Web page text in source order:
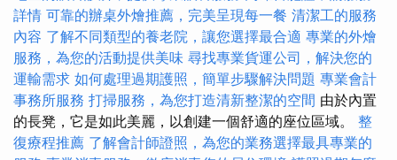
詳情 可靠的辦桌外燴推薦，完美呈現每一餐 清潔工的服務
內容 了解不同類型的養老院，讓您選擇最合適 專業的外燴
服務，為您的活動提供美味 尋找專業貨運公司，解決您的
運輸需求 如何處理過期護照，簡單步驟解決問題 專業會計
事務所服務 打掃服務，為您打造清新整潔的空間 由於內置
的​​長凳，它是如此美麗，以創建一個舒適的座位區域。 整
復療程推薦 了解會計師證照，為您的業務選擇最具專業的